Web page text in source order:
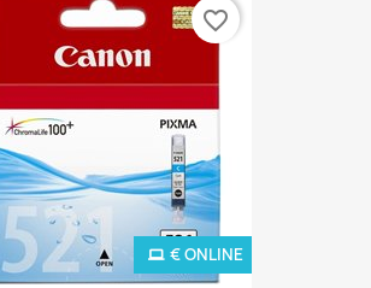
€ ONLINE
favorite_border